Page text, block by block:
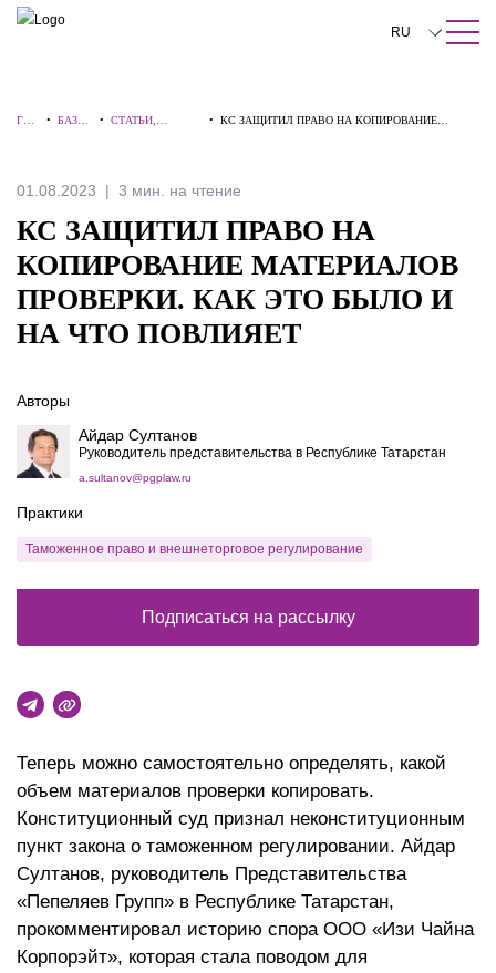
ПОИСК ПО САЙТУ Закрыть
RU
中文
Italiano
Español
ГЛА
•БАЗА
• СТАТЬИ,
•КС ЗАЩИТИЛ ПРАВО НА КОПИРОВАНИЕ
01.08.2023 3 мин. на чтение
КС ЗАЩИТИЛ ПРАВО НА
КОПИРОВАНИЕ МАТЕРИАЛОВ
ПРОВЕРКИ. КАК ЭТО БЫЛО И
НА ЧТО ПОВЛИЯЕТ
Теперь можно самостоятельно определять, какой
объем материалов проверки копировать.
Конституционный суд признал неконституционным
пункт закона о таможенном регулировании. Айдар
Султанов, руководитель Представительства
«Пепеляев Групп» в Республике Татарстан,
прокомментировал историю спора ООО «Изи Чайна
Корпорэйт», которая стала поводом для
Авторы
Айдар Султанов
Руководитель представительства в Республике Татарстан
a.sultanov@pgplaw.ru
Практики
Таможенное право и внешнеторговое регулирование
Подписаться на рассылку